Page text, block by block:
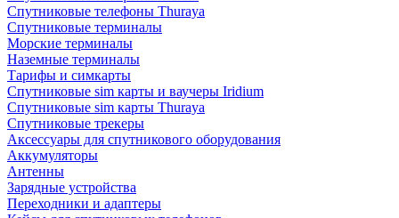
Спутниковые телефоны Thuraya
Спутниковые терминалы
Морские терминалы
Наземные терминалы
Тарифы и симкарты
Спутниковые sim карты и ваучеры Iridium
Спутниковые sim карты Thuraya
Спутниковые трекеры
Аксессуары для спутникового оборудования
Аккумуляторы
Антенны
Зарядные устройства
Переходники и адаптеры